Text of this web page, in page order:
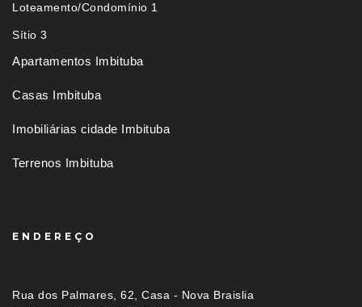
Loteamento/Condomínio 1
Sítio 3
Apartamentos Imbituba
Casas Imbituba
Imobiliárias cidade Imbituba
Terrenos Imbituba
ENDEREÇO
Rua dos Palmares, 62, Casa - Nova Braislia